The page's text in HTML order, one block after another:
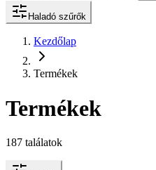
Haladó szűrők
Kezdőlap
Termékek
Termékek
187 találatok